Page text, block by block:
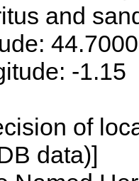
and
-
of
data)]